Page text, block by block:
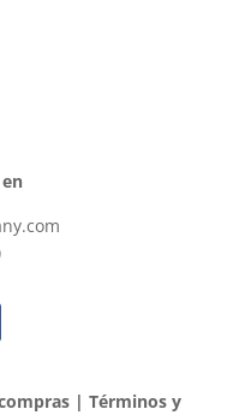
| Términos y